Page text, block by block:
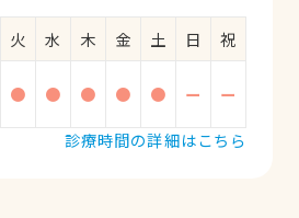
火 水 木 金 土 日
祝
● ● ● ● ● ー
ー
診療時間の詳細はこちら